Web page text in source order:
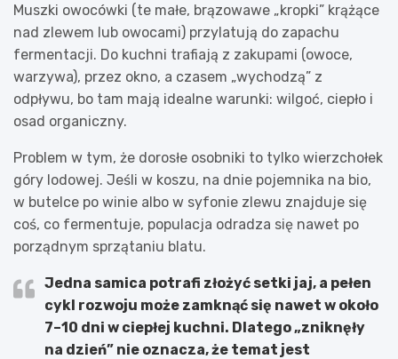
Muszki owocówki (te małe, brązowawe „kropki” krążące
nad zlewem lub owocami) przylatują do zapachu
fermentacji. Do kuchni trafiają z zakupami (owoce,
warzywa), przez okno, a czasem „wychodzą” z
odpływu, bo tam mają idealne warunki: wilgoć, ciepło i
osad organiczny.
Problem w tym, że dorosłe osobniki to tylko wierzchołek
góry lodowej. Jeśli w koszu, na dnie pojemnika na bio,
w butelce po winie albo w syfonie zlewu znajduje się
coś, co fermentuje, populacja odradza się nawet po
porządnym sprzątaniu blatu.
Jedna samica potrafi złożyć setki jaj, a pełen
cykl rozwoju może zamknąć się nawet w około
7–10 dni w ciepłej kuchni. Dlatego „zniknęły
na dzień” nie oznacza, że temat jest